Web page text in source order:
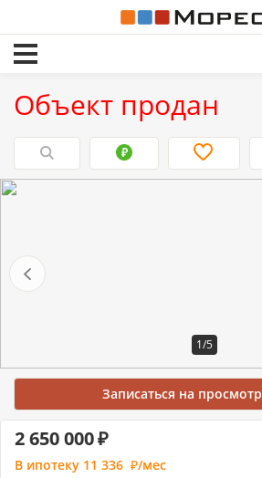
Объект продан
1/5
Записаться на просмотр
2 650 000
В ипотеку 11 336 /мес